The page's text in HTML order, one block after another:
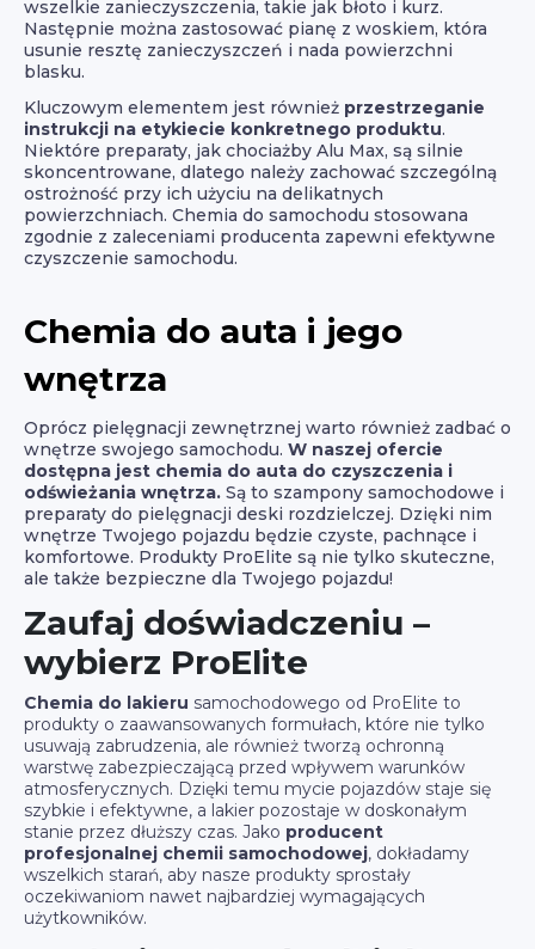
wszelkie zanieczyszczenia, takie jak błoto i kurz.
Następnie można zastosować pianę z woskiem, która
usunie resztę zanieczyszczeń i nada powierzchni
blasku.
Kluczowym elementem jest również przestrzeganie
instrukcji na etykiecie konkretnego produktu.
Niektóre preparaty, jak chociażby Alu Max, są silnie
skoncentrowane, dlatego należy zachować szczególną
ostrożność przy ich użyciu na delikatnych
powierzchniach. Chemia do samochodu stosowana
zgodnie z zaleceniami producenta zapewni efektywne
czyszczenie samochodu.
Chemia do auta i jego
wnętrza
Oprócz pielęgnacji zewnętrznej warto również zadbać o
wnętrze swojego samochodu. W naszej ofercie
dostępna jest chemia do auta do czyszczenia i
odświeżania wnętrza. Są to szampony samochodowe i
preparaty do pielęgnacji deski rozdzielczej. Dzięki nim
wnętrze Twojego pojazdu będzie czyste, pachnące i
komfortowe. Produkty ProElite są nie tylko skuteczne,
ale także bezpieczne dla Twojego pojazdu!
Zaufaj doświadczeniu –
wybierz ProElite
Chemia do lakieru samochodowego od ProElite to
produkty o zaawansowanych formułach, które nie tylko
usuwają zabrudzenia, ale również tworzą ochronną
warstwę zabezpieczającą przed wpływem warunków
atmosferycznych. Dzięki temu mycie pojazdów staje się
szybkie i efektywne, a lakier pozostaje w doskonałym
stanie przez dłuższy czas. Jako producent
profesjonalnej chemii samochodowej, dokładamy
wszelkich starań, aby nasze produkty sprostały
oczekiwaniom nawet najbardziej wymagających
użytkowników.